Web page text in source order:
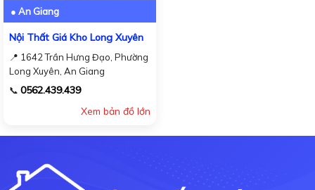
● An Giang
Nội Thất Giá Kho Long Xuyên
📍 1642 Trần Hưng Đạo, Phường
Long Xuyên, An Giang
📞 0562.439.439
Xem bản đồ lớn